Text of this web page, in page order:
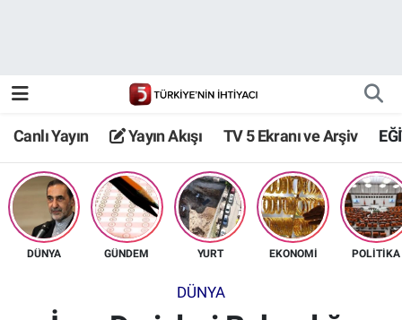
Canlı Yayın Yayın Akışı TV 5 Ekranı ve Arşiv
DÜNYA GÜNDEM YURT EKONOMİ POLİTİKA
DÜNYA
TV 5 Ekranı ve Arşiv